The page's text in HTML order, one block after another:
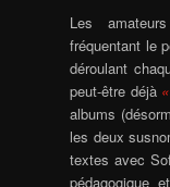
Les
fréquentant le
déroulant
peut-être déjà
albums
les deux
textes avec
pédagogique